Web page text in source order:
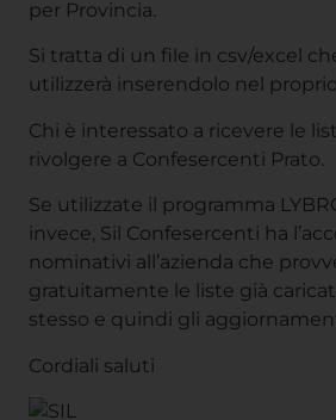
per Provincia.
Si tratta di un file in csv/excel
utilizzerà inserendolo nel
Chi è interessato a ricevere le
rivolgere a Confesercenti Prato.
Se utilizzate il programma
invece, Sil Confesercenti ha
nominativi all’azienda che
gratuitamente le liste già
stesso e quindi gli
Cordiali saluti